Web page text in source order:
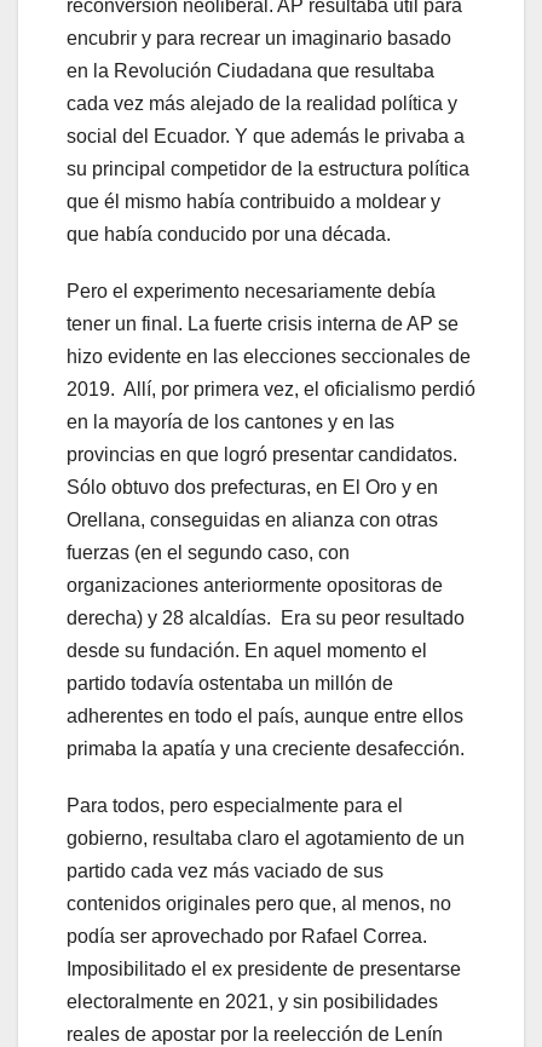
reconversión neoliberal. AP resultaba útil para
encubrir y para recrear un imaginario basado
en la Revolución Ciudadana que resultaba
cada vez más alejado de la realidad política y
social del Ecuador. Y que además le privaba a
su principal competidor de la estructura política
que él mismo había contribuido a moldear y
que había conducido por una década.
Pero el experimento necesariamente debía
tener un final. La fuerte crisis interna de AP se
hizo evidente en las elecciones seccionales de
2019. Allí, por primera vez, el oficialismo perdió
en la mayoría de los cantones y en las
provincias en que logró presentar candidatos.
Sólo obtuvo dos prefecturas, en El Oro y en
Orellana, conseguidas en alianza con otras
fuerzas (en el segundo caso, con
organizaciones anteriormente opositoras de
derecha) y 28 alcaldías. Era su peor resultado
desde su fundación. En aquel momento el
partido todavía ostentaba un millón de
adherentes en todo el país, aunque entre ellos
primaba la apatía y una creciente desafección.
Para todos, pero especialmente para el
gobierno, resultaba claro el agotamiento de un
partido cada vez más vaciado de sus
contenidos originales pero que, al menos, no
podía ser aprovechado por Rafael Correa.
Imposibilitado el ex presidente de presentarse
electoralmente en 2021, y sin posibilidades
reales de apostar por la reelección de Lenín